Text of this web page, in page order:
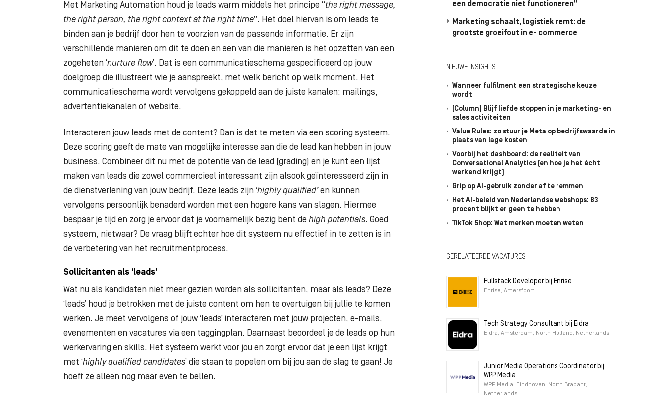
Met Marketing Automation houd je leads warm middels het principe “the right message,
the right person, the right context at the right time”. Het doel hiervan is om leads te
binden aan je bedrijf door hen te voorzien van de passende informatie. Er zijn
verschillende manieren om dit te doen en een van die manieren is het opzetten van een
zogeheten ‘nurture flow’. Dat is een communicatieschema gespecificeerd op jouw
doelgroep die illustreert wie je aanspreekt, met welk bericht op welk moment. Het
communicatieschema wordt vervolgens gekoppeld aan de juiste kanalen: mailings,
advertentiekanalen of website.
Interacteren jouw leads met de content? Dan is dat te meten via een scoring systeem.
Deze scoring geeft de mate van mogelijke interesse aan die de lead kan hebben in jouw
business. Combineer dit nu met de potentie van de lead (grading) en je kunt een lijst
maken van leads die zowel commercieel interessant zijn alsook geïnteresseerd zijn in
de dienstverlening van jouw bedrijf. Deze leads zijn ‘highly qualified’en kunnen
vervolgens persoonlijk benaderd worden met een hogere kans van slagen. Hiermee
bespaar je tijd en zorg je ervoor dat je voornamelijk bezig bent de high potentials. Goed
systeem, nietwaar? De vraag blijft echter hoe dit systeem nu effectief in te zetten is in
de verbetering van het recruitmentprocess.
Sollicitanten als ‘leads’
Wat nu als kandidaten niet meer gezien worden als sollicitanten, maar als leads? Deze
‘leads’ houd je betrokken met de juiste content om hen te overtuigen bij jullie te komen
werken. Je meet vervolgens of jouw ‘leads’ interacteren met jouw projecten, e-mails,
evenementen en vacatures via een taggingplan. Daarnaast beoordeel je de leads op hun
werkervaring en skills. Het systeem werkt voor jou en zorgt ervoor dat je een lijst krijgt
met ‘highly qualified candidates’ die staan te popelen om bij jou aan de slag te gaan! Je
hoeft ze alleen nog maar even te bellen.
een democratie niet functioneren”
Marketing schaalt, logistiek remt: de
grootste groeifout in e- commerce
NIEUWE INSIGHTS
Wanneer fulfilment een strategische keuze
wordt
[Column] Blijf liefde stoppen in je marketing- en
sales activiteiten
Value Rules: zo stuur je Meta op bedrijfswaarde in
plaats van lage kosten
Voorbij het dashboard: de realiteit van
Conversational Analytics (en hoe je het écht
werkend krijgt)
Grip op AI-gebruik zonder af te remmen
Het AI-beleid van Nederlandse webshops: 83
procent blijkt er geen te hebben
TikTok Shop: Wat merken moeten weten
GERELATEERDE VACATURES
Fullstack Developer bij Enrise
Enrise, Amersfoort
Tech Strategy Consultant bij Eidra
Eidra, Amsterdam, North Holland, Netherlands
Junior Media Operations Coordinator bij
WPP Media
WPP Media, Eindhoven, North Brabant,
Netherlands